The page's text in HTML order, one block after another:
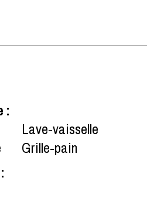
:
Lave-vaisselle
Grille-pain
: